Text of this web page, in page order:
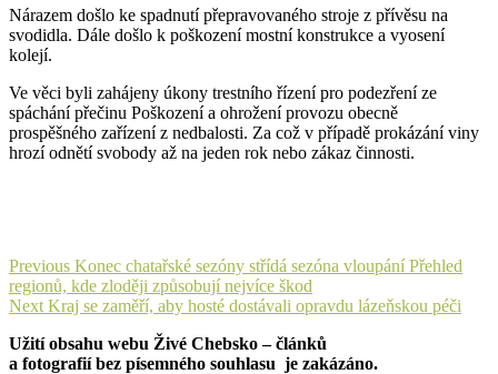
Nárazem došlo ke spadnutí přepravovaného stroje z přívěsu na
svodidla. Dále došlo k poškození mostní konstrukce a vyosení
kolejí.
Ve věci byli zahájeny úkony trestního řízení pro podezření ze
spáchání přečinu Poškození a ohrožení provozu obecně
prospěšného zařízení z nedbalosti. Za což v případě prokázání viny
hrozí odnětí svobody až na jeden rok nebo zákaz činnosti.
Navigace
pro
příspěvek
Previous Previous
post:
Konec chatařské sezóny střídá sezóna vloupání Přehled
regionů, kde zloději způsobují nejvíce škod
Next Next
Kraj se zaměří, aby hosté dostávali opravdu lázeňskou péči
Užití obsahu webu Živé Chebsko – článků
a fotografií bez písemného souhlasu je zakázáno.